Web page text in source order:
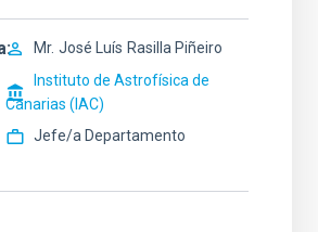
Mr. José Luís Rasilla Piñeiro
Instituto de Astrofísica de
Canarias (IAC)
Jefe/a Departamento